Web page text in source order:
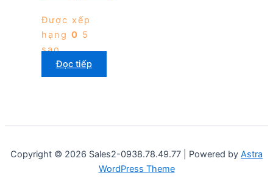
Được xếp
hạng 0 5
sao
Đọc tiếp
Copyright © 2026 Sales2-0938.78.49.77 | Powered by Astra
WordPress Theme